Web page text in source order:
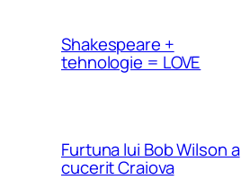
Shakespeare +
tehnologie = LOVE
Furtuna lui Bob Wilson a
cucerit Craiova